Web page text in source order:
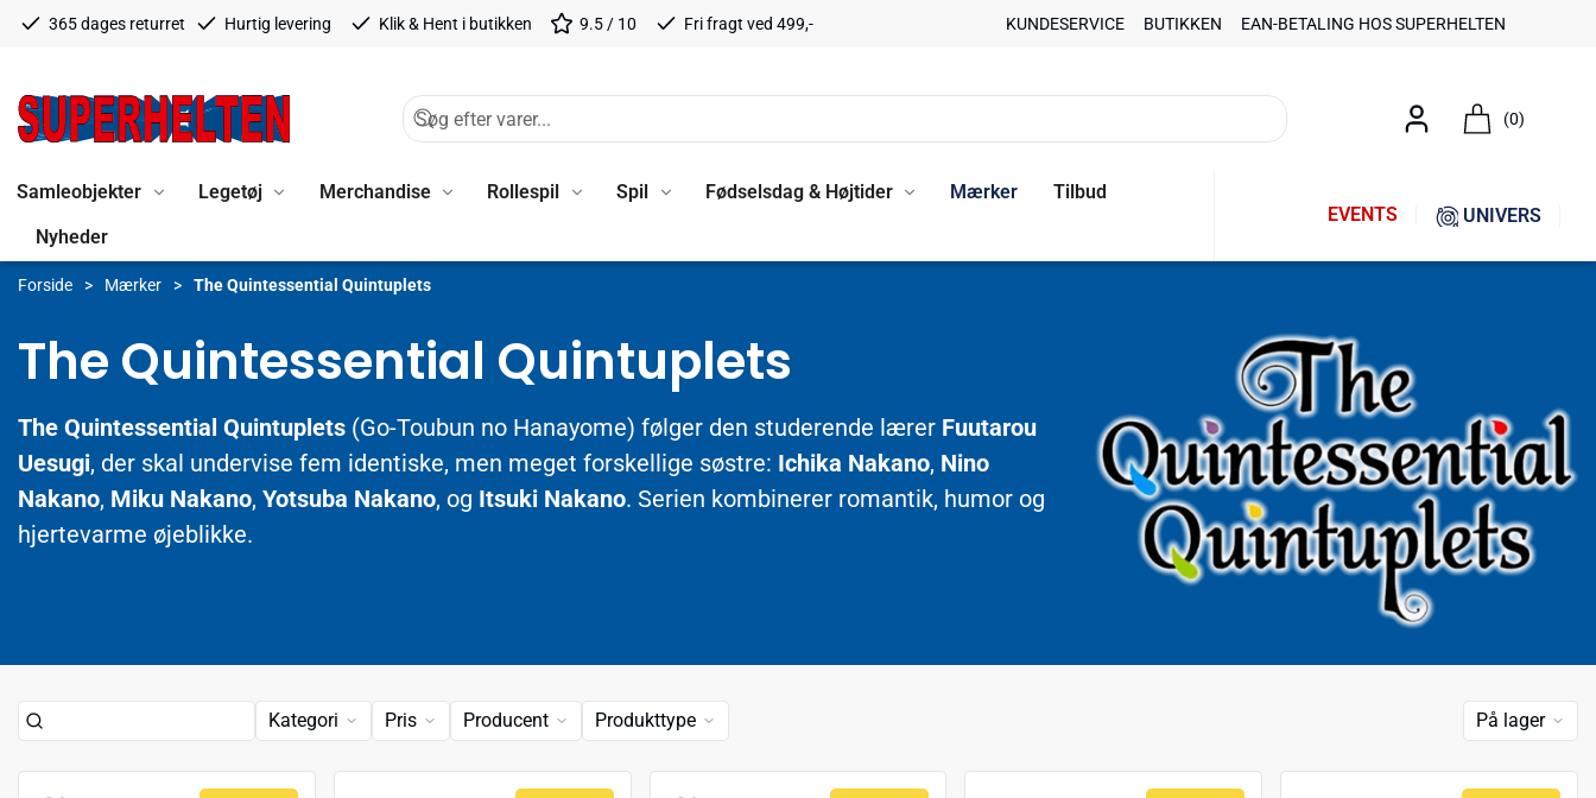
365 dages returret Hurtig levering Klik & Hent i butikken 9.5 / 10 Fri fragt ved 499,- KUNDESERVICE BUTIKKEN EAN-BETALING HOS SUPERHELTEN
(0)
Samleobjekter Legetøj Merchandise Rollespil Spil Fødselsdag & Højtider Mærker
Tilbud
Nyheder
EVENTS UNIVERS
Forside Mærker The Quintessential Quintuplets
The Quintessential Quintuplets
The Quintessential Quintuplets (Go-Toubun no Hanayome) følger den studerende lærer Fuutarou
Uesugi, der skal undervise fem identiske, men meget forskellige søstre: Ichika Nakano, Nino
Nakano, Miku Nakano, Yotsuba Nakano, og Itsuki Nakano. Serien kombinerer romantik, humor og
hjertevarme øjeblikke.
Kategori Pris Producent Produkttype På lager